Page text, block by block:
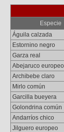
Especie
Águila calzada
Estornino negro
Garza real
Abejaruco europeo
Archibebe claro
Mirlo común
Garcilla bueyera
Golondrina común
Andarríos chico
Jilguero europeo